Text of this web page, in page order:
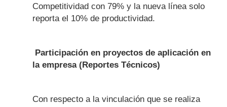
Competitividad con 79% y la nueva línea solo
reporta el 10% de productividad.
Participación en proyectos de aplicación en
la empresa (Reportes Técnicos)
Con respecto a la vinculación que se realiza